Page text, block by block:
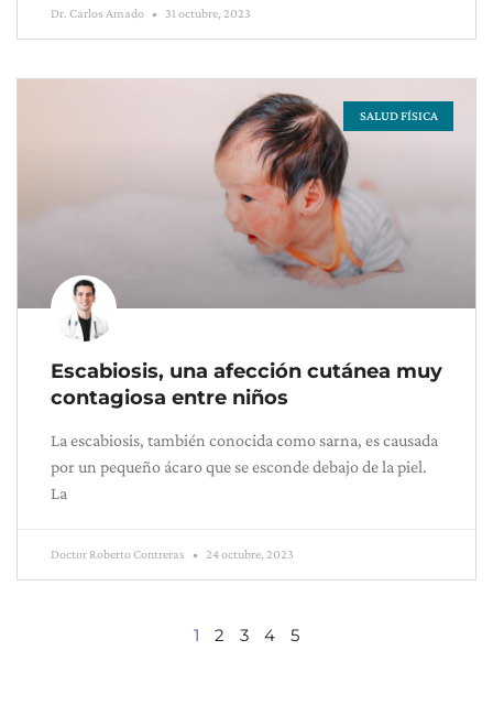
Dr. Carlos Amado 31 octubre, 2023
SALUD FÍSICA
Escabiosis, una afección cutánea muy
contagiosa entre niños
La escabiosis, también conocida como sarna, es causada
por un pequeño ácaro que se esconde debajo de la piel.
La
Doctor Roberto Contreras 24 octubre, 2023
1 2 3 4 5